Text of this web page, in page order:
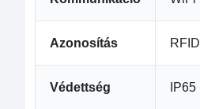
Azonosítás RFID
Védettség IP65